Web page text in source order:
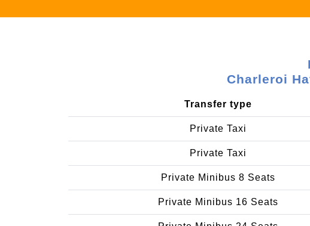
Charleroi
Transfer type
Private Taxi
Private Taxi
Private Minibus 8 Seats
Private Minibus 16 Seats